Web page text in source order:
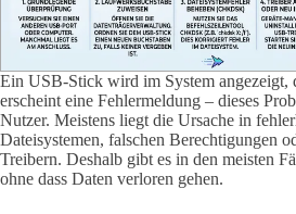
Ein USB-Stick wird im System angezeigt,
erscheint eine Fehlermeldung – dieses
Nutzer. Meistens liegt die Ursache in
Dateisystemen, falschen Berechtigungen
Treibern. Deshalb gibt es in den meisten
ohne dass Daten verloren gehen.